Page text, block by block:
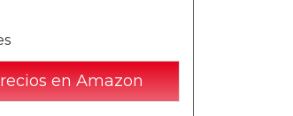
en Amazon